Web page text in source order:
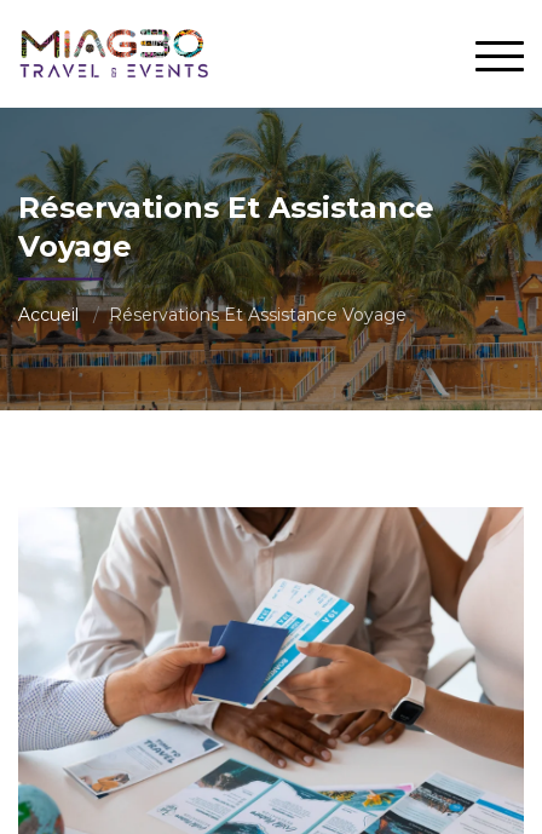
Réservations Et Assistance
Voyage
Accueil Réservations Et Assistance Voyage